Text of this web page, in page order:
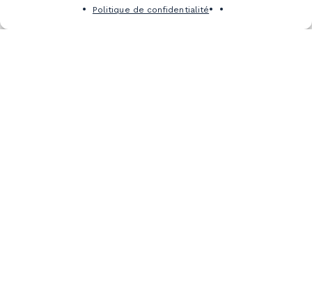
Politique de confidentialité